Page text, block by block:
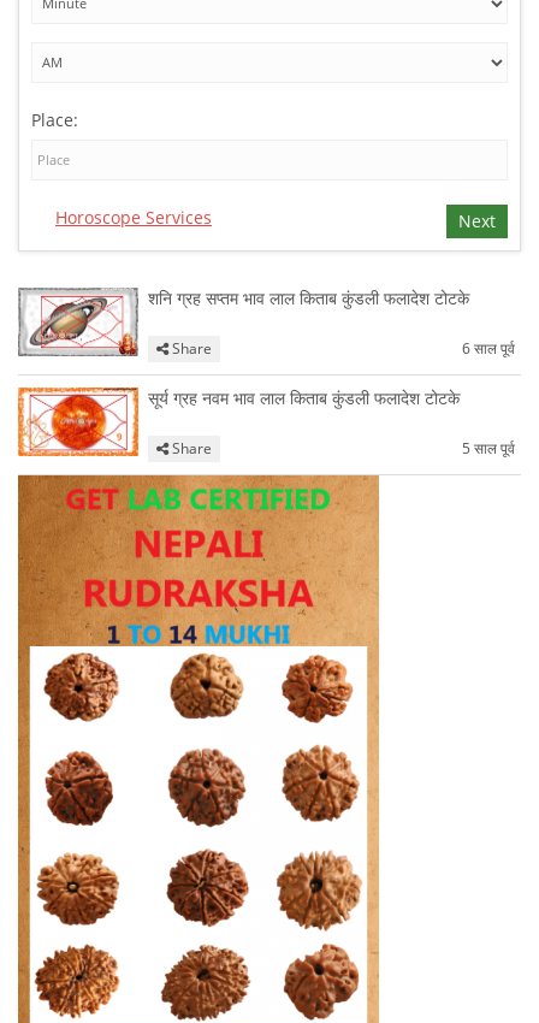
Place:
Horoscope Services Next
शनि ग्रह सप्तम भाव लाल किताब कुंडली फलादेश टोटके
Share 6 साल पूर्व
सूर्य ग्रह नवम भाव लाल किताब कुंडली फलादेश टोटके
Share 5 साल पूर्व